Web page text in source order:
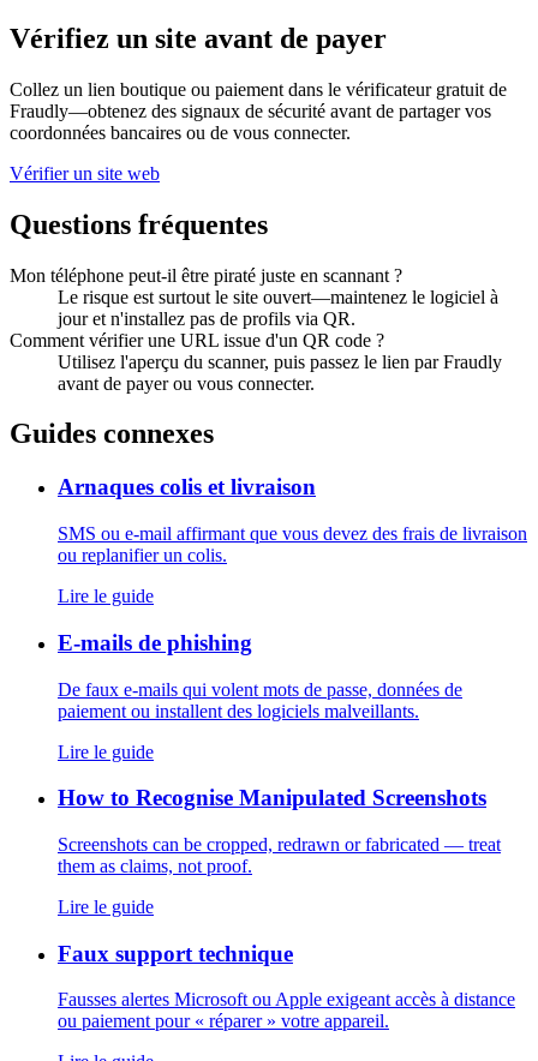
Vérifiez un site avant de payer
Collez un lien boutique ou paiement dans le vérificateur gratuit de
Fraudly—obtenez des signaux de sécurité avant de partager vos
coordonnées bancaires ou de vous connecter.
Vérifier un site web
Questions fréquentes
Mon téléphone peut-il être piraté juste en scannant ?
Le risque est surtout le site ouvert—maintenez le logiciel à
jour et n'installez pas de profils via QR.
Comment vérifier une URL issue d'un QR code ?
Utilisez l'aperçu du scanner, puis passez le lien par Fraudly
avant de payer ou vous connecter.
Guides connexes
Arnaques colis et livraison
SMS ou e-mail affirmant que vous devez des frais de livraison
ou replanifier un colis.
Lire le guide
E-mails de phishing
De faux e-mails qui volent mots de passe, données de
paiement ou installent des logiciels malveillants.
Lire le guide
How to Recognise Manipulated Screenshots
Screenshots can be cropped, redrawn or fabricated — treat
them as claims, not proof.
Lire le guide
Faux support technique
Fausses alertes Microsoft ou Apple exigeant accès à distance
ou paiement pour « réparer » votre appareil.